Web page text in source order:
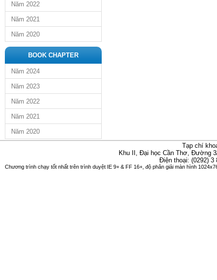
Năm 2022
Năm 2021
Năm 2020
BOOK CHAPTER
Năm 2024
Năm 2023
Năm 2022
Năm 2021
Năm 2020
Tạp chí
Khu II, Đại học Cần Thơ, Đường
Điện thoại: (0292)
Chương trình chạy tốt nhất trên trình duyệt IE 9+ & FF 16+, độ phân giải màn hình